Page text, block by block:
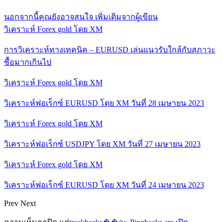
นอกจากนี้คุณยังอาจสนใจ เพิ่มเติมจากผู้เขียน
วิเคราะห์ Forex gold โดย XM
การวิเคราะห์ทางเทคนิค – EURUSD เล่นแนวรับใกล้กับสภาวะ
ซื้อมากเกินไป
วิเคราะห์ Forex gold โดย XM
วิเคราะห์ฟอเร็กซ์ EURUSD โดย XM วันที่ 28 เมษายน 2023
วิเคราะห์ Forex gold โดย XM
วิเคราะห์ฟอเร็กซ์ USDJPY โดย XM วันที่ 27 เมษายน 2023
วิเคราะห์ Forex gold โดย XM
วิเคราะห์ฟอเร็กซ์ EURUSD โดย XM วันที่ 24 เมษายน 2023
Prev Next